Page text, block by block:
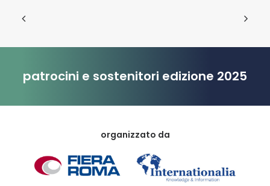
patrocini e sostenitori edizione 2025
organizzato da